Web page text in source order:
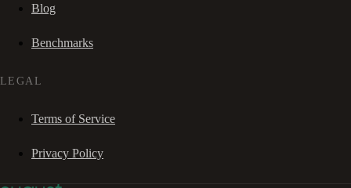
Blog
Benchmarks
LEGAL
Terms of Service
Privacy Policy